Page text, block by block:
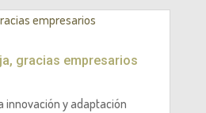
gracias empresarios
innovación y adaptación